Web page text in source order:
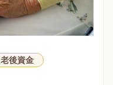
老後資金